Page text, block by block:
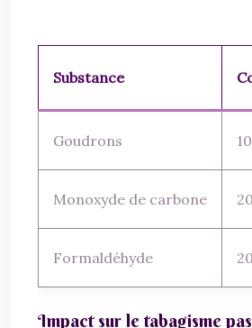
Substance
Goudrons
Monoxyde de carbone
Formaldéhyde
Impact sur le tabagisme